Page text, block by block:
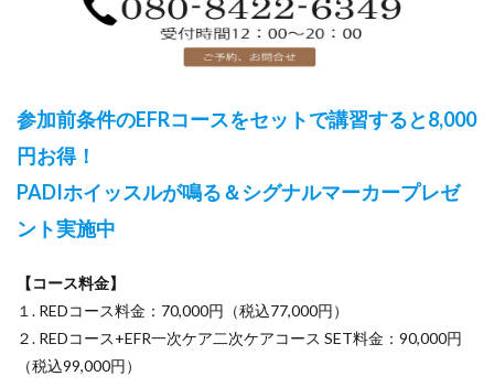
参加前条件のEFRコースをセットで講習すると8,000
円お得！
PADIホイッスルが鳴る＆シグナルマーカープレゼ
ント実施中
【コース料金】
１. REDコース料金：70,000円（税込77,000円）
２. REDコース+EFR一次ケア二次ケアコース SET料金：90,000円
（税込99,000円）